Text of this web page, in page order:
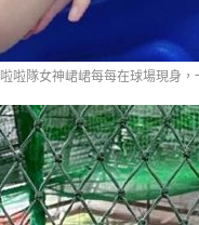
啦啦隊女神峮峮每每在球場現身，